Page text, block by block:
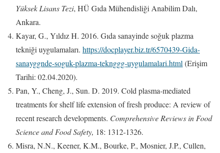
Yüksek Lisans Tezi, HÜ Gıda Mühendisliği Anabilim Dalı,
Ankara.
Kayar, G., Yıldız H. 2016. Gıda sanayinde soğuk plazma
tekniği uygulamaları. https://docplayer.biz.tr/6570439-Gida-
sanayggnde-soguk-plazma-teknggg-uygulamalari.html (Erişim
Tarihi: 02.04.2020).
Pan, Y., Cheng, J., Sun. D. 2019. Cold plasma-mediated
treatments for shelf life extension of fresh produce: A review of
recent research developments. Comprehensive Reviews in Food
Science and Food Safety, 18: 1312-1326.
Misra, N.N., Keener, K.M., Bourke, P., Mosnier, J.P., Cullen,